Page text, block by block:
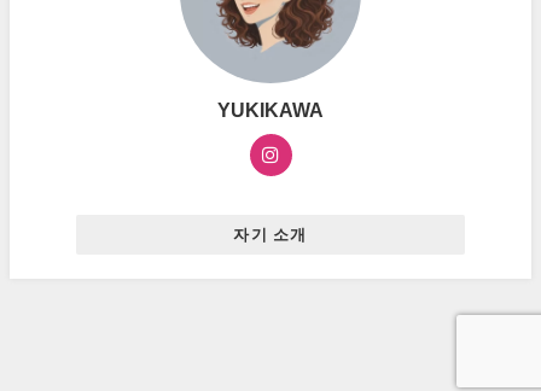
YUKIKAWA
자기 소개